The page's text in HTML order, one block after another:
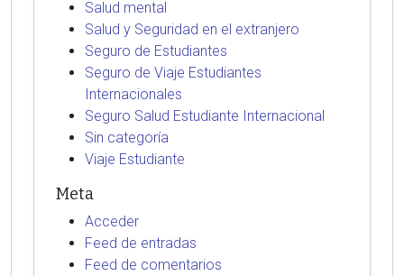
Salud mental
Salud y Seguridad en el extranjero
Seguro de Estudiantes
Seguro de Viaje Estudiantes
Internacionales
Seguro Salud Estudiante Internacional
Sin categoría
Viaje Estudiante
Meta
Acceder
Feed de entradas
Feed de comentarios